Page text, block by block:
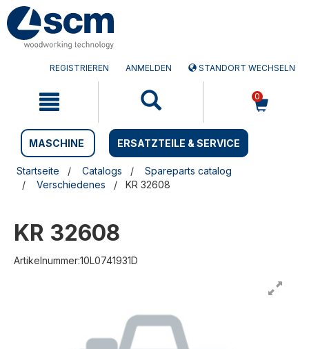
Zum
Inhalt
springen
Zum
Navigationsmen�
springen
REGISTRIEREN ANMELDEN STANDORT WECHSELN
0
MASCHINE ERSATZTEILE & SERVICE
Startseite Catalogs
Spareparts catalog
Verschiedenes
KR 32608
KR 32608
Artikelnummer:10L0741931D